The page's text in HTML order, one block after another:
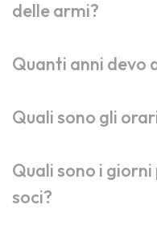
delle armi?
Quanti anni devo
Quali sono gli
Quali sono i giorni
soci?